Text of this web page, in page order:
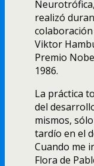
realizó
Viktor
Premio
1986.
La práctica
del
mismos,
tardí­o en el
Cuando me
Flora de